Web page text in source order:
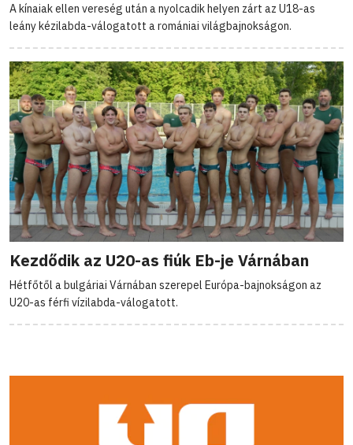
A kínaiak ellen vereség után a nyolcadik helyen zárt az U18-as
leány kézilabda-válogatott a romániai világbajnokságon.
Kezdődik az U20-as fiúk Eb-je Várnában
Hétfőtől a bulgáriai Várnában szerepel Európa-bajnokságon az
U20-as férfi vízilabda-válogatott.